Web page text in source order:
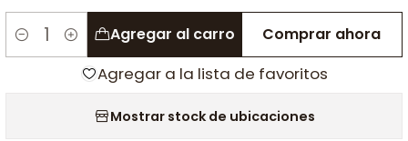
Cantidad
Agregar al carro Comprar ahora
Agregar a la lista de favoritos
Mostrar stock de ubicaciones